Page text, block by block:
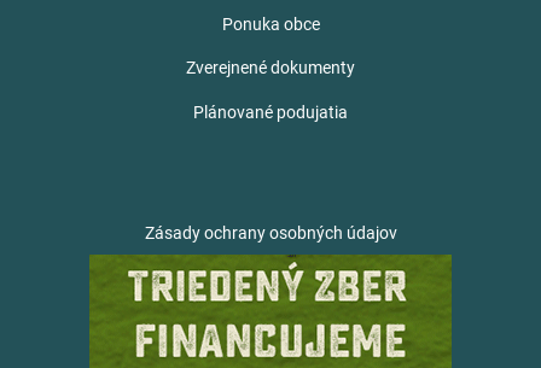
Ponuka obce
Zverejnené dokumenty
Plánované podujatia
Zásady ochrany osobných údajov